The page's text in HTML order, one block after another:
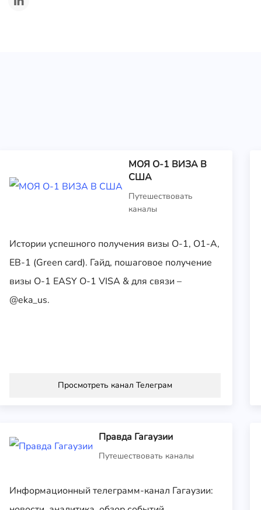
МОЯ О-1 ВИЗА В
США
Путешествовать
каналы
Истории успешного получения визы О-1, О1-А,
EB-1 (Green card). Гайд, пошаговое получение
визы О-1 EASY O-1 VISA & для связи –
@eka_us.
Просмотреть канал Телеграм
Правда Гагаузии
Путешествовать каналы
Информационный телеграмм-канал Гагаузии: